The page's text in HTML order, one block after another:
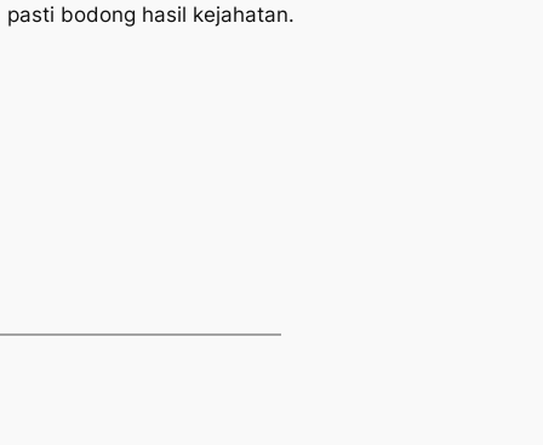
bodong hasil kejahatan.